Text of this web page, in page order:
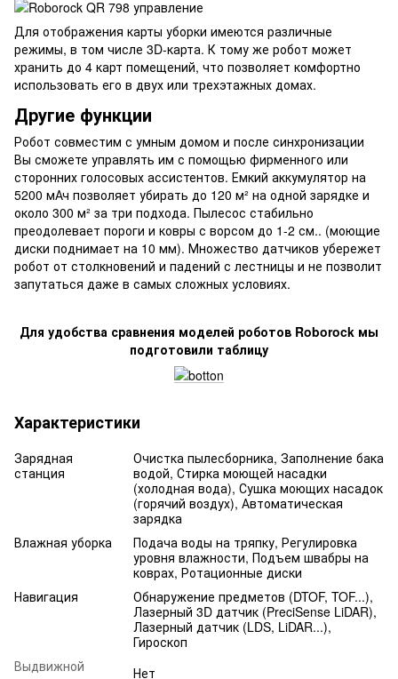
Для отображения карты уборки имеются различные
режимы, в том числе 3D-карта. К тому же робот может
хранить до 4 карт помещений, что позволяет комфортно
использовать его в двух или трехэтажных домах.
Другие функции
Робот совместим с умным домом и после синхронизации
Вы сможете управлять им с помощью фирменного или
сторонних голосовых ассистентов. Емкий аккумулятор на
5200 мАч позволяет убирать до 120 м² на одной зарядке и
около 300 м² за три подхода. Пылесос стабильно
преодолевает пороги и ковры с ворсом до 1-2 см.. (моющие
диски поднимает на 10 мм). Множество датчиков убережет
робот от столкновений и падений с лестницы и не позволит
запутаться даже в самых сложных условиях.
Для удобства сравнения моделей роботов Roborock мы
подготовили таблицу
Характеристики
Зарядная
станция
Очистка пылесборника, Заполнение бака
водой, Стирка моющей насадки
(холодная вода), Сушка моющих насадок
(горячий воздух), Автоматическая
зарядка
Влажная уборка
Подача воды на тряпку, Регулировка
уровня влажности, Подъем швабры на
коврах, Ротационные диски
Навигация
Обнаружение предметов (DTOF, TOF...),
Лазерный 3D датчик (PreciSense LiDAR),
Лазерный датчик (LDS, LiDAR...),
Гироскоп
Выдвижной
Нет